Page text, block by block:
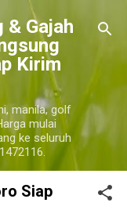
& Gajah
Kirim
manila, golf
mulai
ke seluruh
Siap